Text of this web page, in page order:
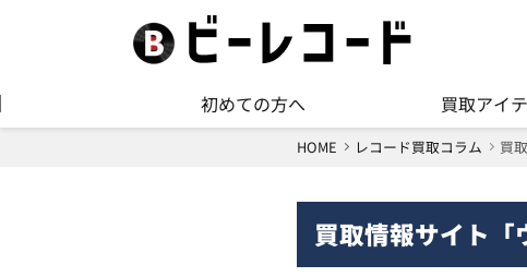
初めての方へ 買取アイ
HOME レコード買取コラム 買
買取情報サイト